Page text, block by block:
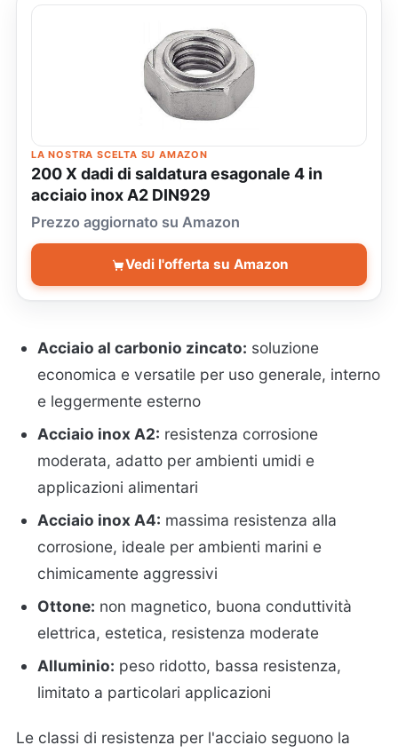
LA NOSTRA SCELTA SU AMAZON
200 X dadi di saldatura esagonale 4 in
acciaio inox A2 DIN929
Prezzo aggiornato su Amazon
Vedi l'offerta su Amazon
Acciaio al carbonio zincato: soluzione
economica e versatile per uso generale, interno
e leggermente esterno
Acciaio inox A2: resistenza corrosione
moderata, adatto per ambienti umidi e
applicazioni alimentari
Acciaio inox A4: massima resistenza alla
corrosione, ideale per ambienti marini e
chimicamente aggressivi
Ottone: non magnetico, buona conduttività
elettrica, estetica, resistenza moderate
Alluminio: peso ridotto, bassa resistenza,
limitato a particolari applicazioni
Le classi di resistenza per l'acciaio seguono la